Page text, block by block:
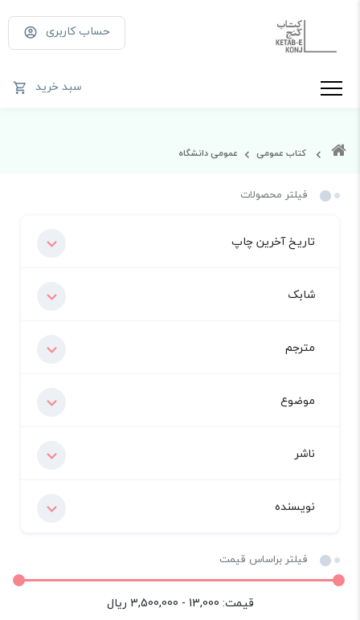
حساب کاربری
سبد خرید
کتاب عمومی عمومی دانشگاه
فیلتر محصولات
تاریخ آخرین چاپ
شابک
مترجم
موضوع
ناشر
نویسنده
فیلتر براساس قیمت
قیمت: 13,000 - 3,500,000
ریال